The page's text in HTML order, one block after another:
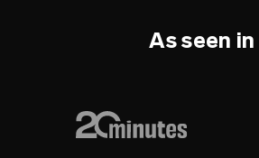
As seen in